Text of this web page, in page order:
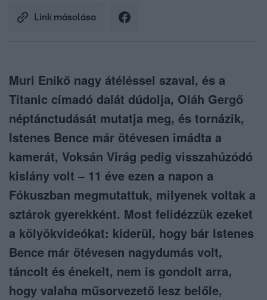
Link másolása
Muri Enikő nagy átéléssel szaval, és a
Titanic címadó dalát dúdolja, Oláh Gergő
néptánctudását mutatja meg, és tornázik,
Istenes Bence már ötévesen imádta a
kamerát, Voksán Virág pedig visszahúzódó
kislány volt – 11 éve ezen a napon a
Fókuszban megmutattuk, milyenek voltak a
sztárok gyerekként. Most felidézzük ezeket
a kölyökvideókat: kiderül, hogy bár Istenes
Bence már ötévesen nagydumás volt,
táncolt és énekelt, nem is gondolt arra,
hogy valaha műsorvezető lesz belőle,